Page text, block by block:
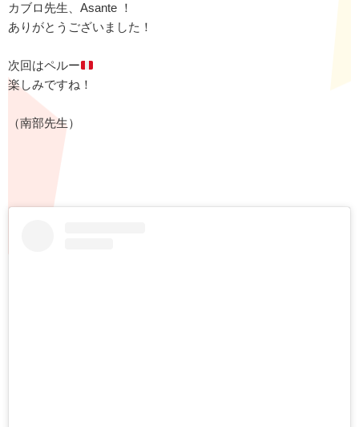
カブロ先生、Asante ！
ありがとうございました！
次回はペルー
楽しみですね！
（南部先生）